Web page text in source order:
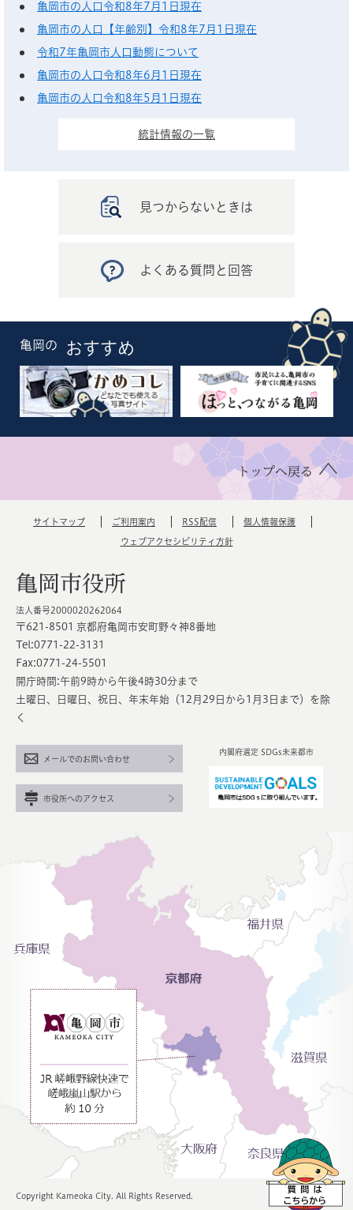
亀岡市の人口令和8年7月1日現在
亀岡市の人口【年齢別】令和8年7月1日現在
令和7年亀岡市人口動態について
亀岡市の人口令和8年6月1日現在
亀岡市の人口令和8年5月1日現在
統計情報の一覧
見つからないときは
よくある質問と回答
亀岡の おすすめ
トップへ戻る
サイトマップ ご利用案内 RSS配信 個人情報保護
ウェブアクセシビリティ方針
亀岡市役所
法人番号2000020262064
〒621-8501 京都府亀岡市安町野々神8番地
Tel:0771-22-3131
Fax:0771-24-5501
開庁時間:午前9時から午後4時30分まで
土曜日、日曜日、祝日、年末年始（12月29日から1月3日まで）を除
く
内閣府選定 SDGs未来都市
メールでのお問い合わせ
市役所へのアクセス
Copyright Kameoka City. All Rights Reserved.